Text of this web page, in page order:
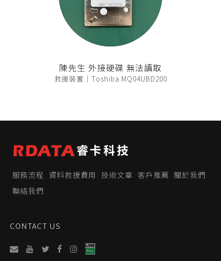
陳先生 外接硬碟 無法讀取
救援裝置｜Toshiba MQ04UBD200
服務流程 資料救援費用 技術文章 客戶推薦
關於我們
聯絡我們
CONTACT US